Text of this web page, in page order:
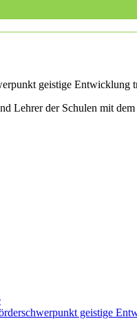
geistige Entwicklung
Lehrer der Schulen mit
geistige